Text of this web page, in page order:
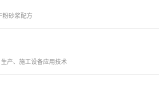
粉砂浆配方
生产、施工设备应用技术